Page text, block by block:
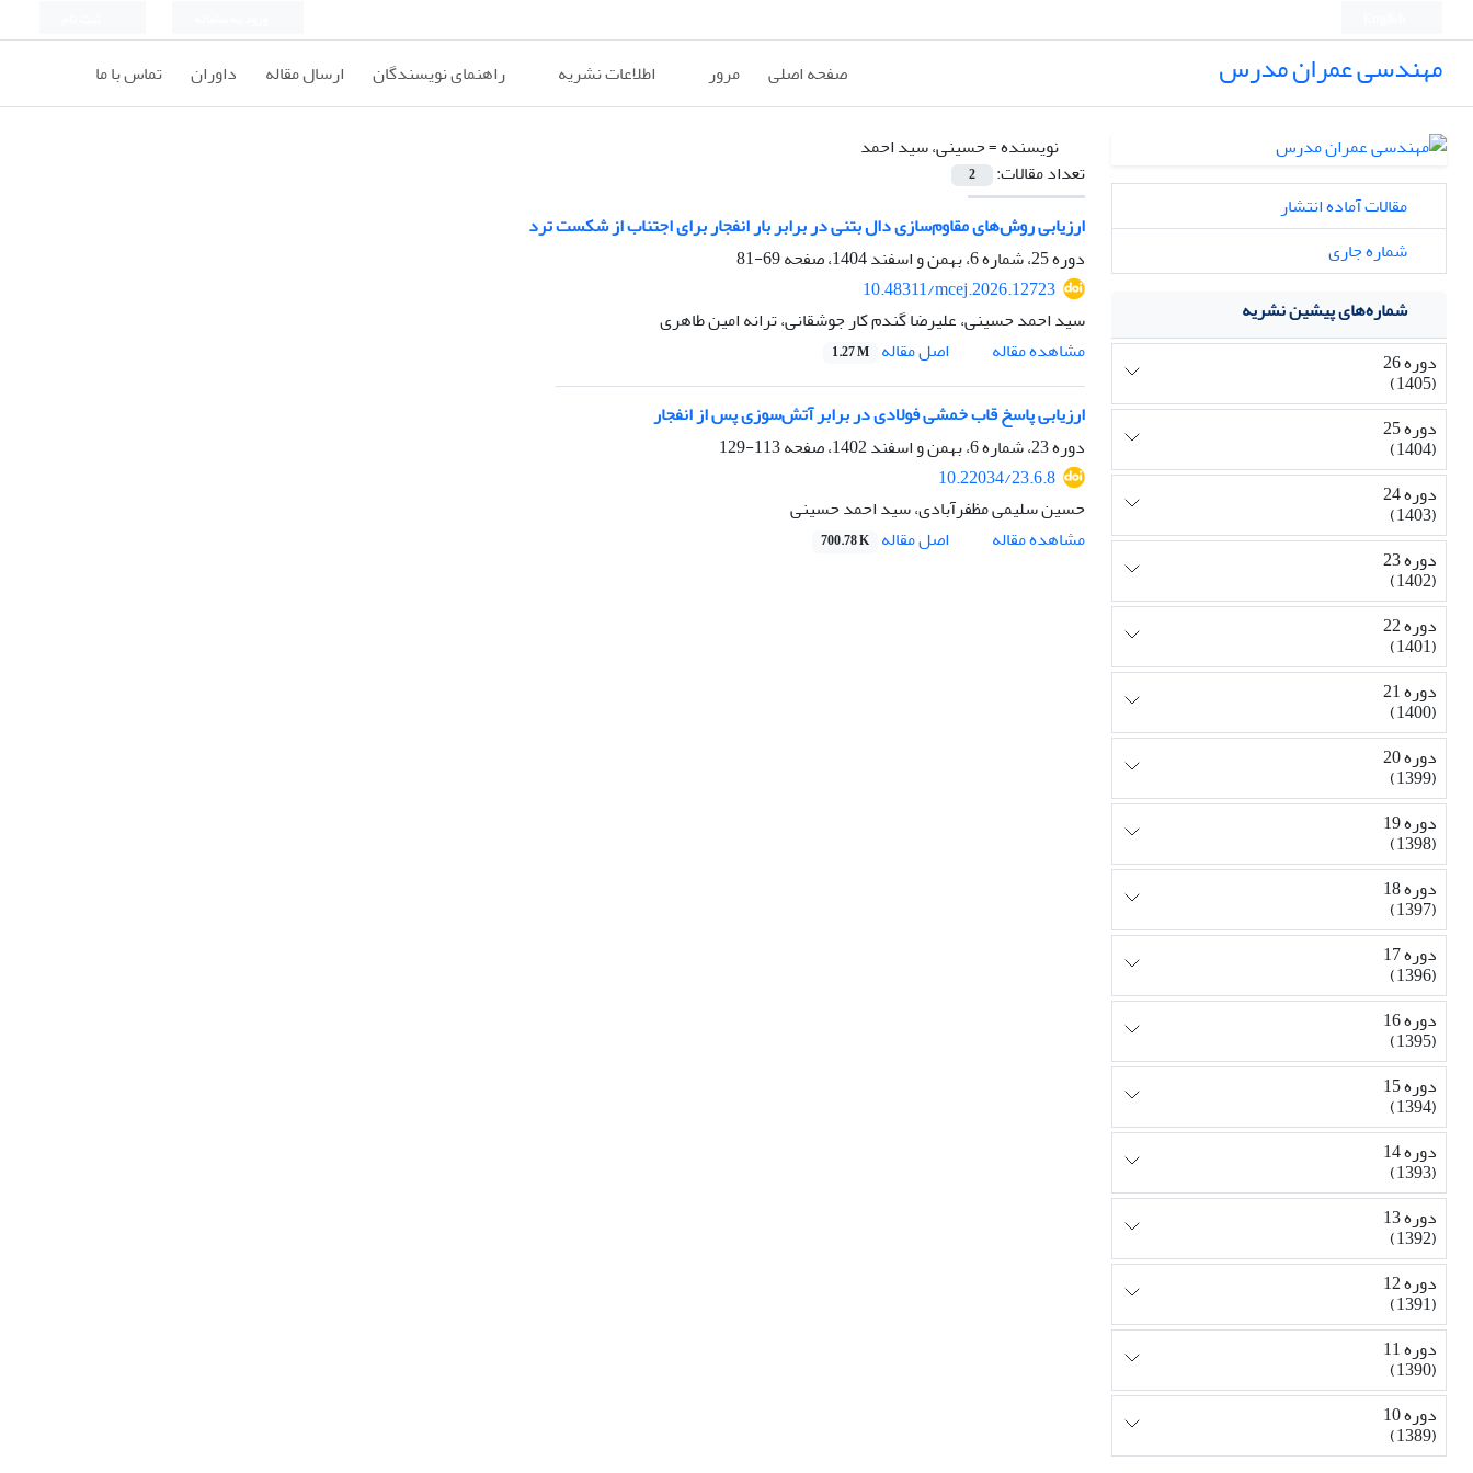
مهندسی عمران مدرس صفحه اصلی مرور اطلاعات نشریه راهنمای نویسندگان ارسال مقاله داوران تماس با ما
نویسنده =حسینی، سید احمد
تعداد مقالات:
2
ارزیابی روش‌های مقاوم‌سازی دال بتنی در برابر بار انفجار برای اجتناب از شکست ترد
دوره 25، شماره 6، بهمن و اسفند 1404، صفحه
69-81
10.48311/mcej.2026.12723
سید احمد حسینی، علیرضا گندم کار جوشقانی، ترانه امین طاهری
مشاهده مقاله
اصل مقاله 1.27 M
ارزیابی پاسخ قاب خمشی فولادی در برابر آتش‌سوزی پس از انفجار
دوره 23، شماره 6، بهمن و اسفند 1402، صفحه
113-129
10.22034/23.6.8
حسین سلیمی مظفرآبادی، سید احمد حسینی
مشاهده مقاله
اصل مقاله 700.78 K
مقالات آماده انتشار
شماره جاری
شماره‌های پیشین نشریه
دوره 26
(1405)
دوره 25
(1404)
دوره 24
(1403)
دوره 23
(1402)
دوره 22
(1401)
دوره 21
(1400)
دوره 20
(1399)
دوره 19
(1398)
دوره 18
(1397)
دوره 17
(1396)
دوره 16
(1395)
دوره 15
(1394)
دوره 14
(1393)
دوره 13
(1392)
دوره 12
(1391)
دوره 11
(1390)
دوره 10
(1389)